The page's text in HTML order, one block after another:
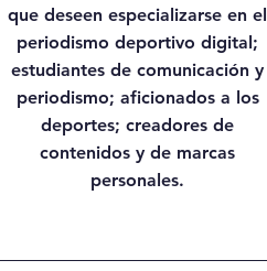
que deseen especializarse en el
periodismo deportivo digital;
estudiantes de comunicación y
periodismo; aficionados a los
deportes; creadores de
contenidos y de marcas
personales.